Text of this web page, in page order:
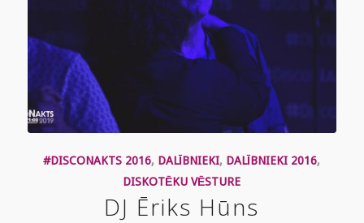
#DISCONAKTS 2016, DALĪBNIEKI, DALĪBNIEKI 2016,
DISKOTĒKU VĒSTURE
DJ Ēriks Hūns